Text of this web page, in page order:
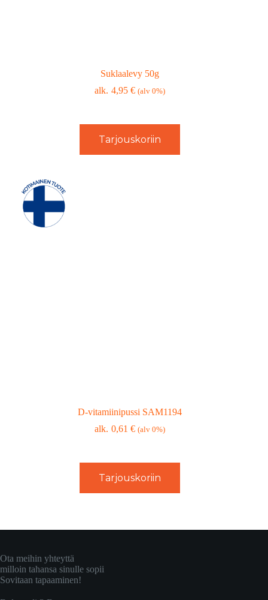
Suklaalevy 50g
4,95€ (alv 0%)
Tarjouskoriin
D-vitamiinipussi SAM1194
0,61€ (alv 0%)
Tarjouskoriin
Ota meihin yhteyttä
milloin tahansa sinulle sopii
Sovitaan tapaaminen!